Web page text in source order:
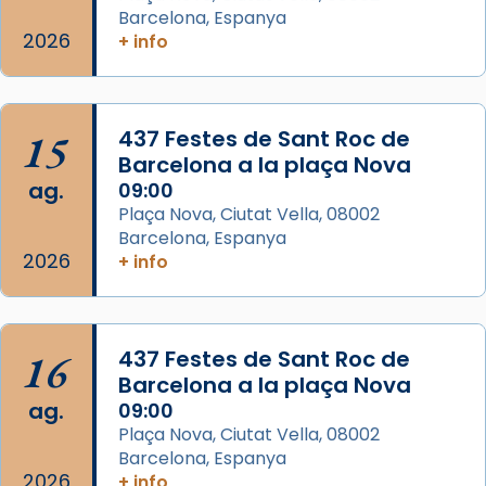
gran a Mataró.
«Si vols saber què és calor, ves per les
Santes a Mataró»🥵.
View on Facebook Share
Arquebisbat de Barcelona
2 weeks ago
Jaume, fill de Zebedeu, és juntament amb el
seu germà Joan i Pere un dels que
acompanyava més de prop Jesús.
Segons el llibre dels Fets (12,2) fou el primer
apòstol màrtir, decapitat a Jerusalem per
Herodes Agripa (vers l'any 44).
Patró de Galícia, després de les invasions
2026
Barcelona, Espanya
+ info
15
ag.
2026
437 Festes de Sant Roc de
Barcelona a la plaça Nova
09:00
Plaça Nova, Ciutat Vella, 08002
Barcelona, Espanya
+ info
16
ag.
437 Festes de Sant Roc de
Barcelona a la plaça Nova
09:00
Plaça Nova, Ciutat Vella, 08002
Barcelona, Espanya